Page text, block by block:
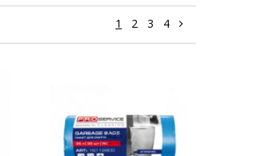
1 2 3 4